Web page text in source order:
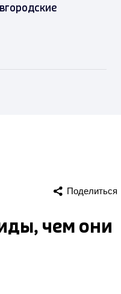
Поделиться
чем они